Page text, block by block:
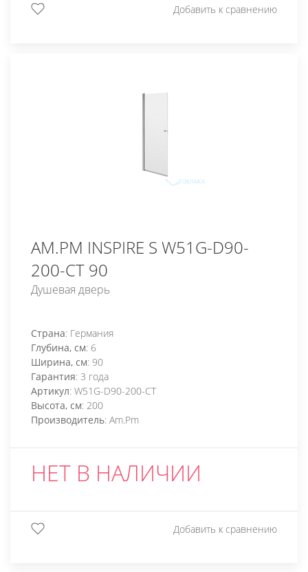
Добавить к сравнению
AM.PM INSPIRE S W51G-D90-
200-CT 90
Душевая дверь
Страна: Германия
Глубина, см: 6
Ширина, см: 90
Гарантия: 3 года
Артикул: W51G-D90-200-CT
Высота, см: 200
Производитель: Am.Pm
НЕТ В НАЛИЧИИ
Добавить к сравнению